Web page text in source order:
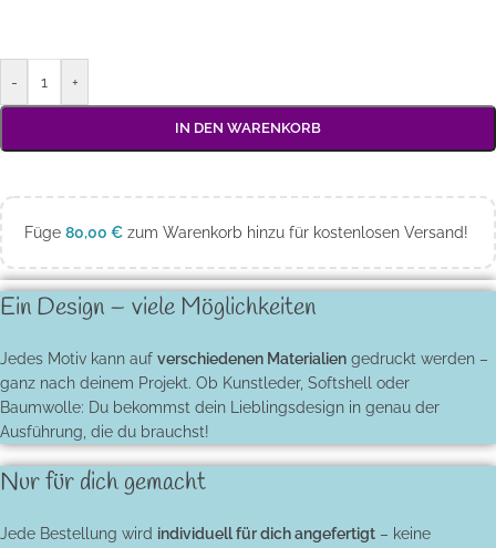
- +
IN DEN WARENKORB
Füge 80,00 € zum Warenkorb hinzu für kostenlosen Versand!
Ein Design – viele Möglichkeiten
Jedes Motiv kann auf verschiedenen Materialien gedruckt werden –
ganz nach deinem Projekt. Ob Kunstleder, Softshell oder
Baumwolle: Du bekommst dein Lieblingsdesign in genau der
Ausführung, die du brauchst!
Nur für dich gemacht
Jede Bestellung wird individuell für dich angefertigt – keine